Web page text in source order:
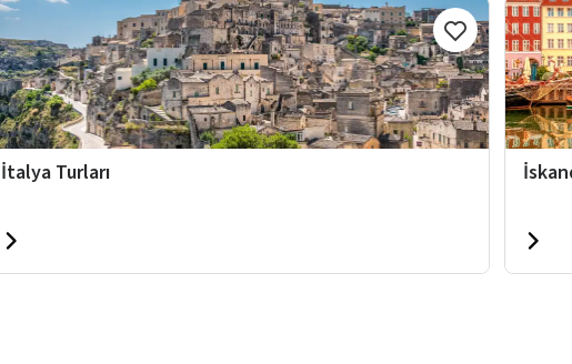
İtalya Turları